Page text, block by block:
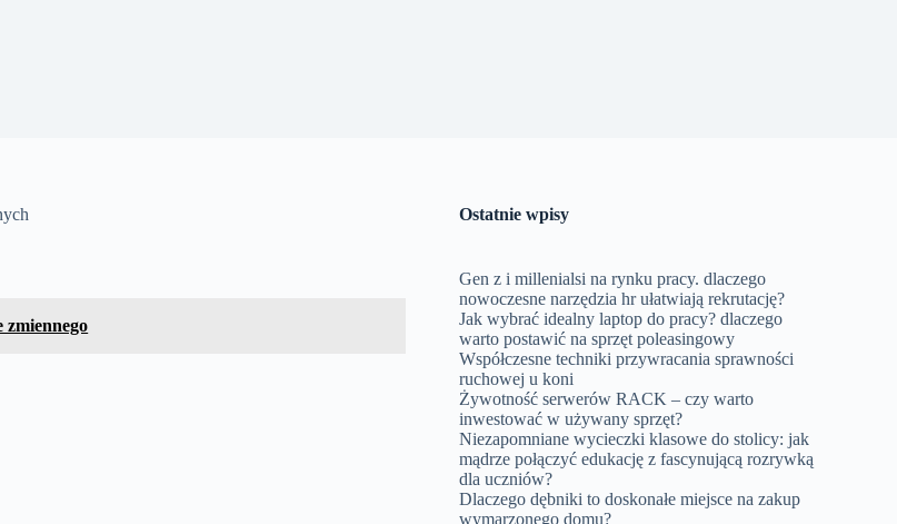
Ostatnie wpisy
Gen z i millenialsi na rynku pracy. dlaczego
nowoczesne narzędzia hr ułatwiają rekrutację?
Jak wybrać idealny laptop do pracy? dlaczego
warto postawić na sprzęt poleasingowy
Współczesne techniki przywracania sprawności
ruchowej u koni
Żywotność serwerów RACK – czy warto
inwestować w używany sprzęt?
Niezapomniane wycieczki klasowe do stolicy: jak
mądrze połączyć edukację z fascynującą rozrywką
dla uczniów?
Dlaczego dębniki to doskonałe miejsce na zakup
wymarzonego domu?